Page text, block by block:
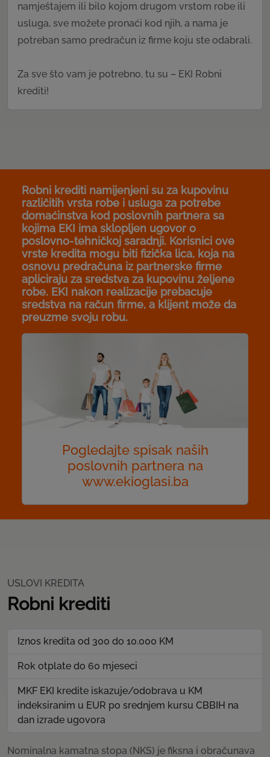
namještajem ili bilo kojom drugom vrstom robe ili
usluga, sve možete pronaći kod njih, a nama je
potreban samo predračun iz firme koju ste odabrali.
Za sve što vam je potrebno, tu su – EKI Robni
krediti!
Robni krediti namijenjeni su za kupovinu
različitih vrsta robe i usluga za potrebe
domaćinstva kod poslovnih partnera sa
kojima EKI ima sklopljen ugovor o
poslovno-tehničkoj saradnji. Korisnici ove
vrste kredita mogu biti fizička lica, koja na
osnovu predračuna iz partnerske firme
apliciraju za sredstva za kupovinu željene
robe. EKI nakon realizacije prebacuje
sredstva na račun firme, a klijent može da
preuzme svoju robu.
Pogledajte spisak naših
poslovnih partnera na
www.ekioglasi.ba
USLOVI KREDITA
Robni krediti
Iznos kredita od 300 do 10.000 KM
Rok otplate do 60 mjeseci
MKF EKI kredite iskazuje/odobrava u KM
indeksiranim u EUR po srednjem kursu CBBIH na
dan izrade ugovora
Nominalna kamatna stopa (NKS) je fiksna i obračunava